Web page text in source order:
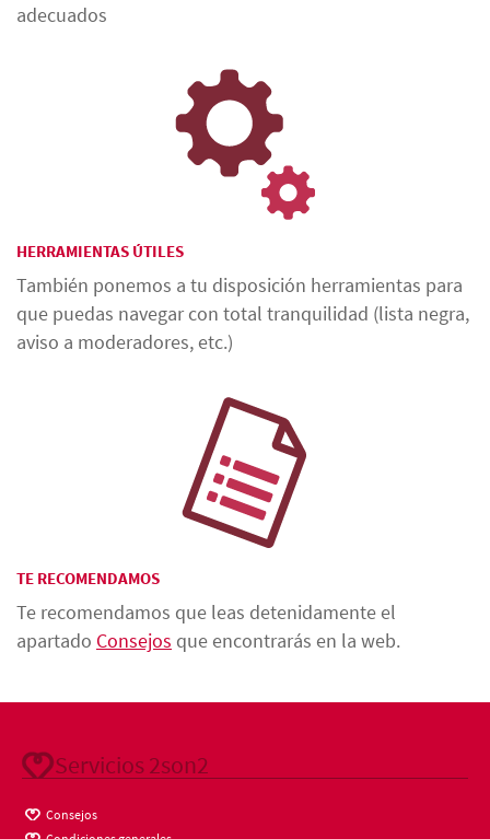
adecuados
HERRAMIENTAS ÚTILES
También ponemos a tu disposición herramientas para
que puedas navegar con total tranquilidad (lista negra,
aviso a moderadores, etc.)
TE RECOMENDAMOS
Te recomendamos que leas detenidamente el
apartado Consejos que encontrarás en la web.
Servicios 2son2
Consejos